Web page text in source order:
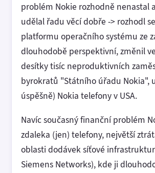
problém Nokie rozhodně nenastal
udělal řadu věcí dobře -> rozhodl
platformu operačního systému ze
dlouhodobě perspektivní, změnil
desítky tisíc neproduktivních
byrokratů "Státního úřadu Nokia",
úspěšně) Nokia telefony v USA.
Navíc současný finanční problém
zdaleka (jen) telefony, největší
oblasti dodávek síťové
Siemens Networks), kde ji